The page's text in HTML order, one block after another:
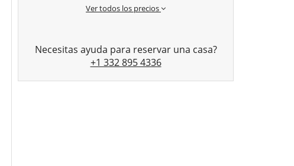
Ver todos los precios
Necesitas ayuda para reservar una casa?
+1 332 895 4336